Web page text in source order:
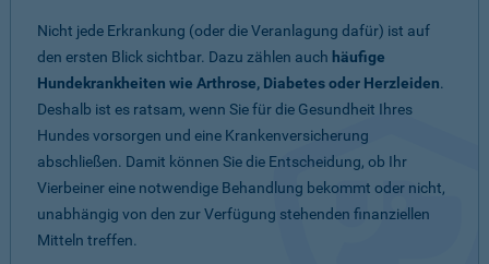
Nicht jede Erkrankung (oder die Veranlagung dafür) ist auf
den ersten Blick sichtbar. Dazu zählen auch häufige
Hundekrankheiten wie Arthrose, Diabetes oder Herzleiden.
Deshalb ist es ratsam, wenn Sie für die Gesundheit Ihres
Hundes vorsorgen und eine Krankenversicherung
abschließen. Damit können Sie die Entscheidung, ob Ihr
Vierbeiner eine notwendige Behandlung bekommt oder nicht,
unabhängig von den zur Verfügung stehenden finanziellen
Mitteln treffen.